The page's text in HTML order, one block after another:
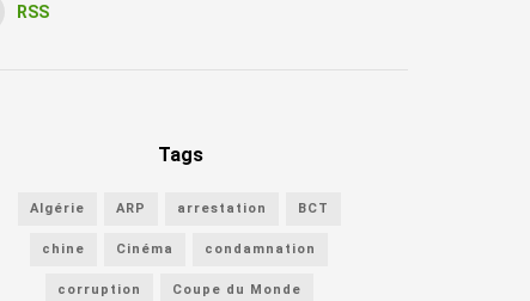
RSS
Tags
Algérie ARP arrestation BCT
chine Cinéma condamnation
corruption Coupe du Monde